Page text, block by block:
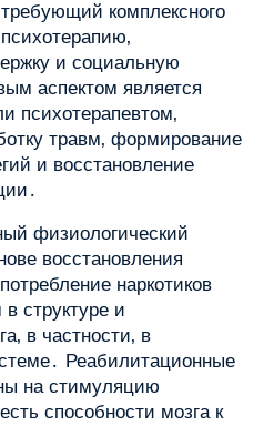
комплексного
и социальную
аспектом является
психотерапевтом‚
травм‚ формирование
и восстановление
физиологический
восстановления
наркотиков
структуре и
в частности‚ в
Реабилитационные
на стимуляцию
способности мозга к